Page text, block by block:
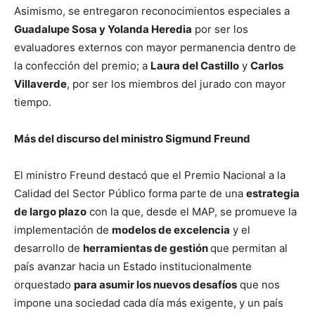
Asimismo, se entregaron reconocimientos especiales a
Guadalupe Sosa y Yolanda Heredia por ser los
evaluadores externos con mayor permanencia dentro de
la confección del premio; a Laura del Castillo y Carlos
Villaverde, por ser los miembros del jurado con mayor
tiempo.
Más del discurso del ministro Sigmund Freund
El ministro Freund destacó que el Premio Nacional a la
Calidad del Sector Público forma parte de una estrategia
de largo plazo con la que, desde el MAP, se promueve la
implementación de modelos de excelencia y el
desarrollo de herramientas de gestiónque permitan al
país avanzar hacia un Estado institucionalmente
orquestado para asumir los nuevos desafíos que nos
impone una sociedad cada día más exigente, y un país